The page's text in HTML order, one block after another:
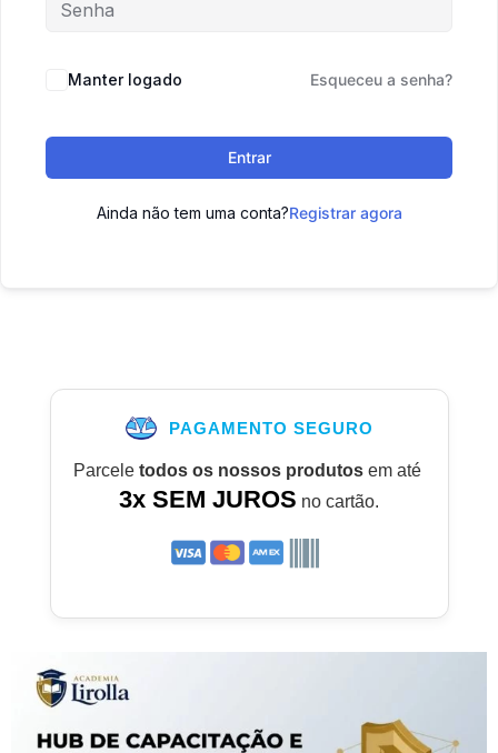
Manter logado Esqueceu a senha?
Entrar
Ainda não tem uma conta?Registrar agora
PAGAMENTO SEGURO
Parcele todos os nossos produtosem até
3x SEM JUROS no cartão.